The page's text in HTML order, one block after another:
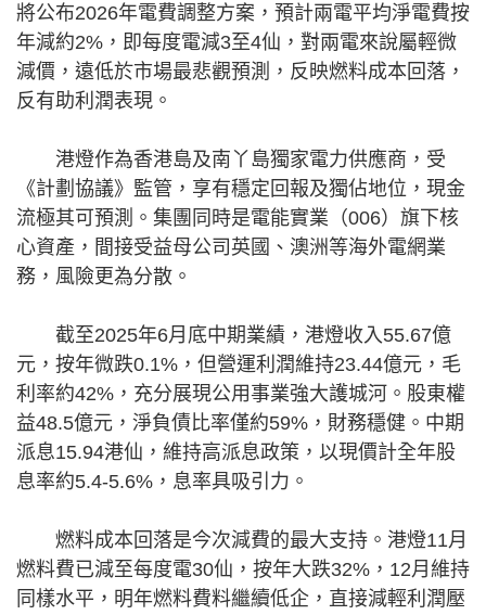
將公布2026年電費調整方案，預計兩電平均淨電費按
年減約2%，即每度電減3至4仙，對兩電來說屬輕微
減價，遠低於市場最悲觀預測，反映燃料成本回落，
反有助利潤表現。
港燈作為香港島及南丫島獨家電力供應商，受
《計劃協議》監管，享有穩定回報及獨佔地位，現金
流極其可預測。集團同時是電能實業（006）旗下核
心資產，間接受益母公司英國、澳洲等海外電網業
務，風險更為分散。
截至2025年6月底中期業績，港燈收入55.67億
元，按年微跌0.1%，但營運利潤維持23.44億元，毛
利率約42%，充分展現公用事業強大護城河。股東權
益48.5億元，淨負債比率僅約59%，財務穩健。中期
派息15.94港仙，維持高派息政策，以現價計全年股
息率約5.4-5.6%，息率具吸引力。
燃料成本回落是今次減費的最大支持。港燈11月
燃料費已減至每度電30仙，按年大跌32%，12月維持
同樣水平，明年燃料費料繼續低企，直接減輕利潤壓